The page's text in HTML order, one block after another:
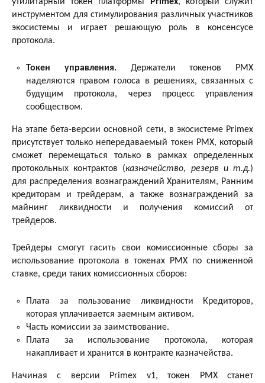
инструментом для стимулирования различных участников
экосистемы и играет решающую роль в консенсусе
протокола.
Токен управления.Держатели токенов PMX
наделяются правом голоса в решениях, связанных с
будущим протокола, через процесс управления
сообществом.
На этапе бета-версии основной сети, в экосистеме Primex
присутствует только непередаваемый токен PMX, который
сможет перемещаться только в рамках определенных
протокольных контрактов (казначейство, резерв и т.д.)
для распределения вознаграждений Хранителям, Ранним
кредиторам и трейдерам, а также вознаграждений за
майнинг ликвидности и получения комиссий от
трейдеров.
Трейдеры смогут гасить свои комиссионные сборы за
использование протокола в токенах PMX по сниженной
ставке, среди таких комиссионных сборов:
Плата за пользование ликвидности Кредиторов,
которая уплачивается заемным активом.
Часть комиссии за заимствование.
Плата за использование протокола, которая
накапливает и хранится в контракте казначейства.
Начиная с версии Primex v1, токен PMX станет